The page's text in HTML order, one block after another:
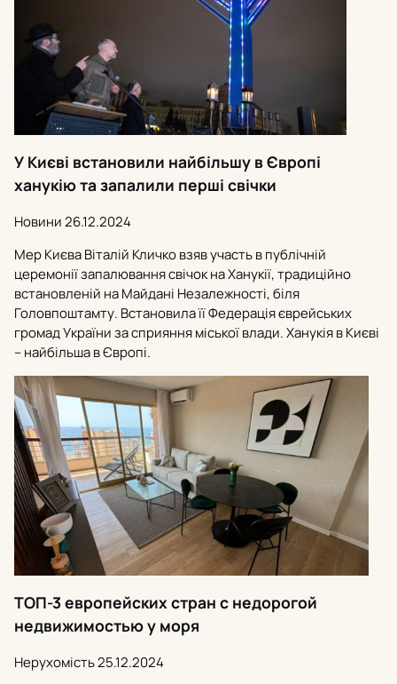
У Києві встановили найбільшу в Європі
ханукію та запалили перші свічки
Новини26.12.2024
Мер Києва Віталій Кличко взяв участь в публічній
церемонії запалювання свічок на Ханукії, традиційно
встановленій на Майдані Незалежності, біля
Головпоштамту. Встановила її Федерація єврейських
громад України за сприяння міської влади. Ханукія в Києві
– найбільша в Європі.
ТОП-3 европейских стран с недорогой
недвижимостью у моря
Нерухомість25.12.2024